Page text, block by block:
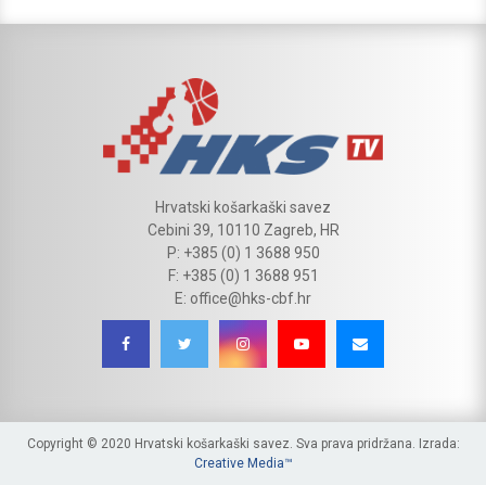
Hrvatski košarkaški savez
Cebini 39, 10110 Zagreb, HR
P: +385 (0) 1 3688 950
F: +385 (0) 1 3688 951
E: office@hks-cbf.hr
Copyright © 2020 Hrvatski košarkaški savez. Sva prava pridržana. Izrada:
Creative Media™